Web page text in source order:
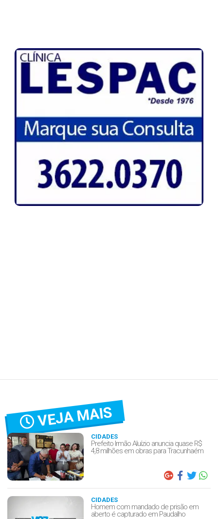
VEJA MAIS
CIDADES
Prefeito Irmão Aluízio anuncia quase R$
4,8 milhões em obras para Tracunhaém
CIDADES
Homem com mandado de prisão em
aberto é capturado em Paudalho